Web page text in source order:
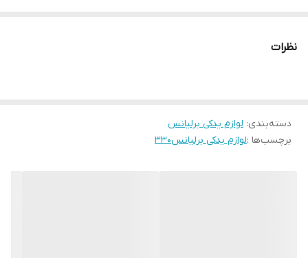
نظرات
دسته‌بندی: لوازم یدکی برلیانس
برچسب‌ها :لوازم یدکی برلیانس۳۳۰